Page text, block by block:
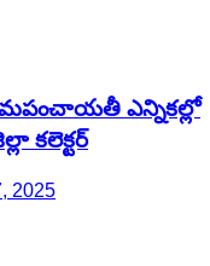
ఎన్నికల్లో
కలెక్టర్
2025